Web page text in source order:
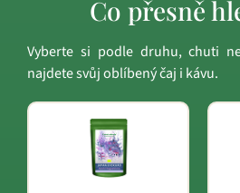
Co přesně
Vyberte si podle druhu, chuti
najdete svůj oblíbený čaj i kávu.